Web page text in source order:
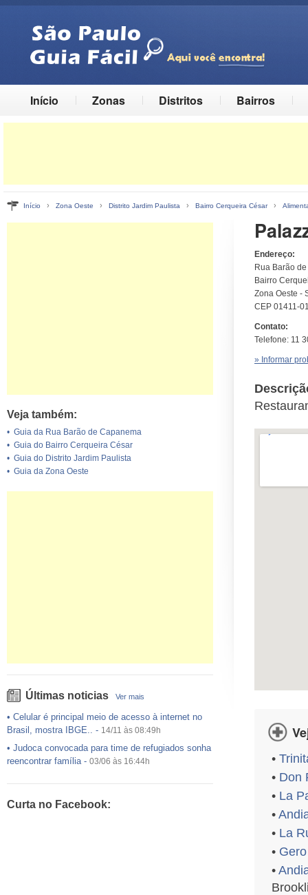
Início Zonas Distritos Bairros
Início › Zona Oeste › Distrito Jardim Paulista › Bairro Cerqueira César›
Veja também:
• Guia da Rua Barão de Capanema
• Guia do Bairro Cerqueira César
• Guia do Distrito Jardim Paulista
• Guia da Zona Oeste
Últimas noticias Ver mais
• Celular é principal meio de acesso à internet no
Brasil, mostra IBGE.. - 14/11 às 08:49h
• Judoca convocada para time de refugiados sonha
reencontrar família- 03/06 às 16:44h
•Exército egípcio diz que encontrou destroços de
Curta no Facebook:
Endereço:
Rua Barão
Bairro
Zona Oeste -
CEP 01411-
Contato:
Telefone: 11
» Informar
•
• Don
• La
•
• La
•
•